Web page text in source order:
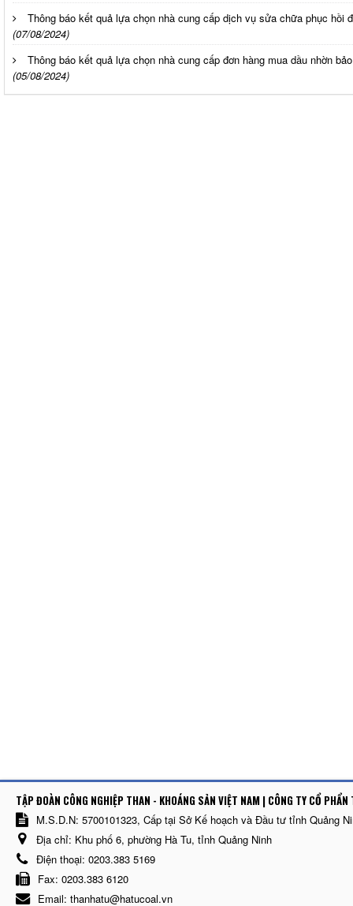
Thông báo kết quả lựa chọn nhà cung cấp dịch vụ sửa chữa phục hồi
(07/08/2024)
Thông báo kết quả lựa chọn nhà cung cấp đơn hàng mua dầu nhờn
(05/08/2024)
TẬP ĐOÀN CÔNG NGHIỆP THAN - KHOÁNG SẢN VIỆT NAM | CÔNG TY CỔ
M.S.D.N: 5700101323, Cấp tại Sở Kế hoạch và Đầu tư tỉnh Quảng
Địa chỉ: Khu phố 6, phường Hà Tu, tỉnh Quảng Ninh
Điện thoại: 0203.383 5169
Fax: 0203.383 6120
Email: thanhatu@hatucoal.vn